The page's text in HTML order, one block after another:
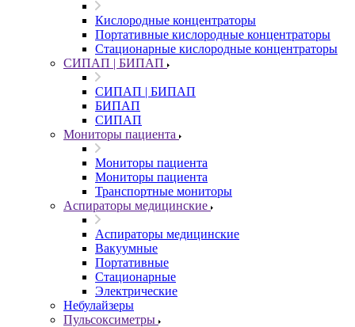
Кислородные концентраторы
Портативные кислородные концентраторы
Стационарные кислородные концентраторы
СИПАП | БИПАП
СИПАП | БИПАП
БИПАП
СИПАП
Мониторы пациента
Мониторы пациента
Мониторы пациента
Транспортные мониторы
Аспираторы медицинские
Аспираторы медицинские
Вакуумные
Портативные
Стационарные
Электрические
Небулайзеры
Пульсоксиметры